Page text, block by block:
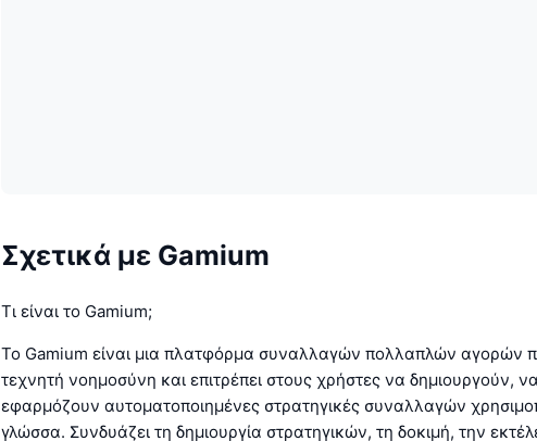
Σχετικά με Gamium
Τι είναι το Gamium;
Το Gamium είναι μια πλατφόρμα συναλλαγών πολλαπλών αγορών
τεχνητή νοημοσύνη και επιτρέπει στους χρήστες να δημιουργούν,
εφαρμόζουν αυτοματοποιημένες στρατηγικές συναλλαγών
γλώσσα. Συνδυάζει τη δημιουργία στρατηγικών, τη δοκιμή, την